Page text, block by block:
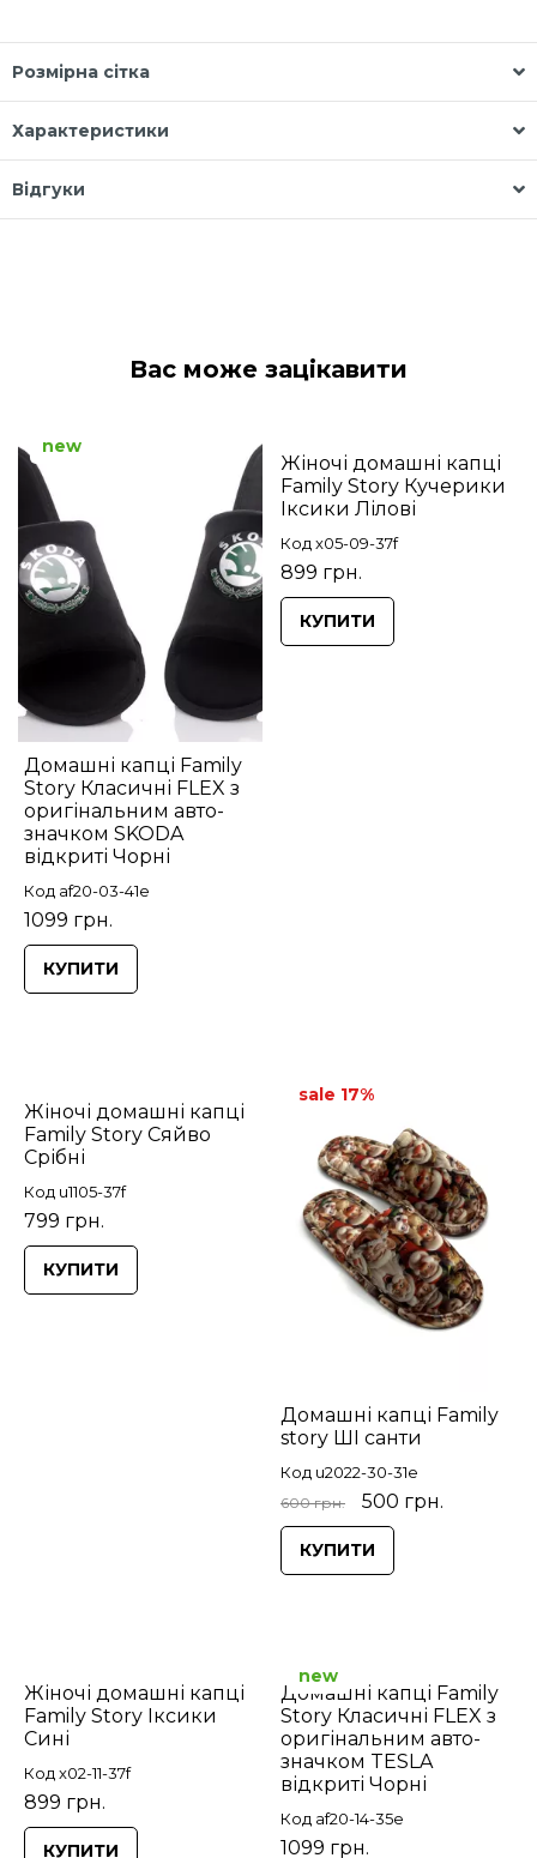
Розмірна сітка
Характеристики
Відгуки
Вас може зацікавити
Домашні капці Family
Story Класичні FLEX з
оригінальним авто-
значком SKODA
відкриті Чорні
Код af20-03-41e
1099 грн.
new
КУПИТИ
Жіночі домашні капці
Family Story Кучерики
Іксики Лілові
Код x05-09-37f
899 грн.
КУПИТИ
Жіночі домашні капці
Family Story Сяйво
Срібні
Код u1105-37f
799 грн.
КУПИТИ
Домашні капці Family
story ШІ санти
Код u2022-30-31e
600 грн. 500 грн.
sale 17%
КУПИТИ
Жіночі домашні капці
Family Story Іксики
Сині
Код x02-11-37f
899 грн.
КУПИТИ
Домашні капці Family
Story Класичні FLEX з
оригінальним авто-
значком TESLA
відкриті Чорні
Код af20-14-35e
1099 грн.
new